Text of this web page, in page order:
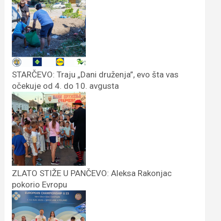
STARČEVO: Traju „Dani druženja”, evo šta vas
očekuje od 4. do 10. avgusta
ZLATO STIŽE U PANČEVO: Aleksa Rakonjac
pokorio Evropu